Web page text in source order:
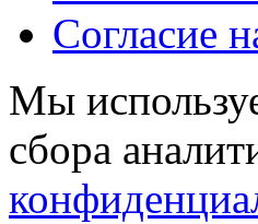
Согласие
Мы
сбора